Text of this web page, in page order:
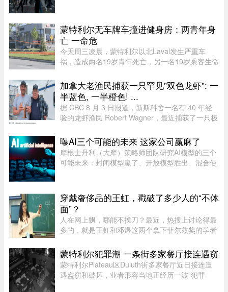
在大西洋省份，恐将削弱国家的 ...
蒙特利尔无车牌车撞进健身房：两青年身
亡 一命危
今天周三凌晨，蒙特利尔以北Laval发生严重车
祸，造成两名19岁青年死亡，另一名19岁乘客生命
右，巡警发现涉事车辆并示意停车，但车辆迅速加
速逃离，警方并未展开追逐。不 ...
加拿大老渔民捕获一只罕见"双色龙虾": 一
半蓝色, 一半橙色! ...
据 CBC 8 月 3 日报道，新斯科舍一名有 40 年经
验的龙虾渔民 Robert Wagner，最近捕获了一只极
边是橙色，颜色分界极为分明。Wagner 表示：“我
当时只说了句‘哇！我这 ...
曝AI三个可能的未来 这家公司赢麻了
摩根士丹利（大摩）策略师团队研究AI模型的三个
可能未来：封闭模型赢了、开放模型胜出、混合使
布的分析研究，指出AI市场 ...
穿戴奢侈品的王虹，戳破了多少人的“不体
面”？
人在网上飘，哪能不挨刀？最近，热搜上讨论得最
多的，就是王虹和邓煜这两个拿下菲尔兹奖的学者
国人都觉得脸上有光，与有荣焉。尤其是王虹，作
为一个女性，她硬生生啃下 ...
蒙特利尔犯罪潮 一条街多家餐厅接连遇窃
蒙特利尔Plateau区Duluth街多家餐厅近日接连遭
遇盗窃和破坏，业者形容当地正经历一波“犯罪